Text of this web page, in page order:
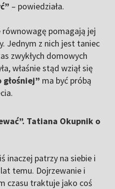
– powiedziała.
pomagają jej
Jednym z nich jest taniec
zwykłych domowych
właśnie stąd wziął się
głośniej” ma być próbą
Tatiana Okupnik o
inaczej patrzy na siebie i
temu. Dojrzewanie i
czasu traktuje jako coś